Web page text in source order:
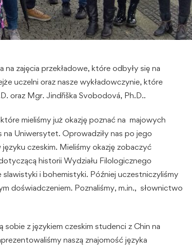
zajęcia przekładowe, które odbyły się na
uczelni oraz nasze wykładowczynie, które
oraz Mgr. Jindřiška Svobodová, Ph.D..
mieliśmy już okazję poznać na majowych
na Uniwersytet. Oprowadziły nas po jego
czeskim. Mieliśmy okazję zobaczyć
historii Wydziału Filologicznego
i bohemistyki. Później uczestniczyliśmy
doświadczeniem. Poznaliśmy, m.in., słownictwo
sobie z językiem czeskim studenci z Chin na
naszą znajomość języka